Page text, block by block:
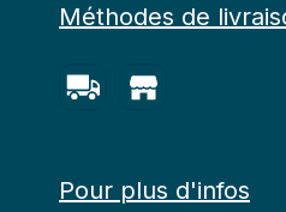
Méthodes de
Pour plus d'infos